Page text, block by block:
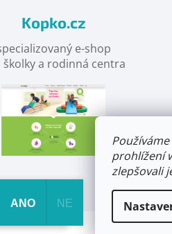
prohlížení
zlepšovali
dárek.
Kopko.cz
e-shop
školky a rodinná centra
ANO NE